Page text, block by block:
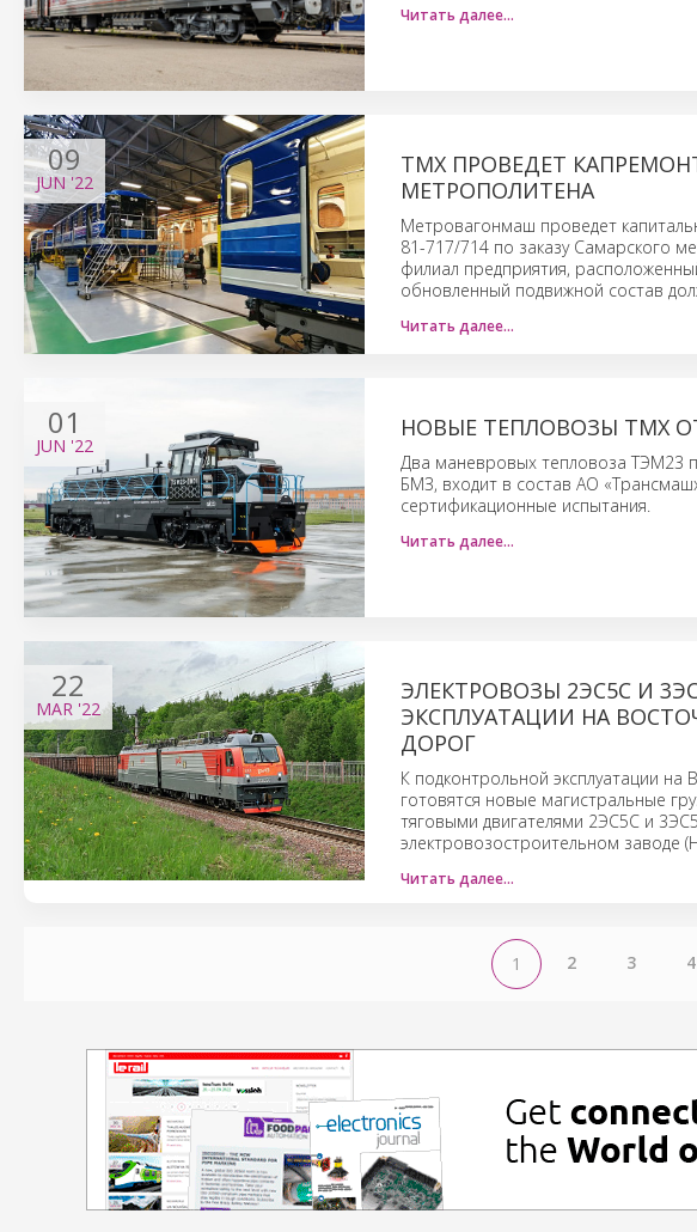
Читать далее…
09
JUN '22
ТМХ ПРОВЕДЕТ
МЕТРОПОЛИТЕНА
Метровагонмаш проведет
81-717/714 по заказу Самарского
филиал предприятия,
обновленный подвижной состав
Читать далее…
01
JUN '22
НОВЫЕ ТЕПЛОВОЗЫ ТМХ
Два маневровых тепловоза ТЭМ23
БМЗ, входит в состав АО
сертификационные испытания.
Читать далее…
22
MAR '22
ЭЛЕКТРОВОЗЫ 2ЭС5С И
ЭКСПЛУАТАЦИИ НА
ДОРОГ
К подконтрольной эксплуатации
готовятся новые магистральные
тяговыми двигателями 2ЭС5С и
электровозостроительном заводе
Читать далее…
1 2 3 4